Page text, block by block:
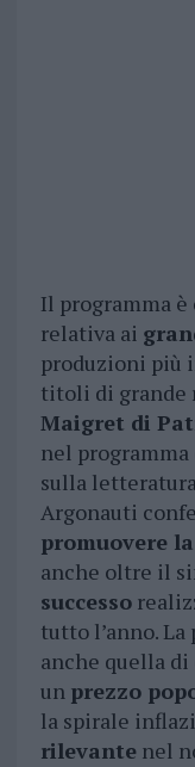
Il programma
relativa ai
produzioni più
titoli di grande
Maigret di
nel programma
sulla
Argonauti
promuovere
anche oltre il
successo
tutto l’anno.
anche quella
un prezzo
la spirale
rilevantenel